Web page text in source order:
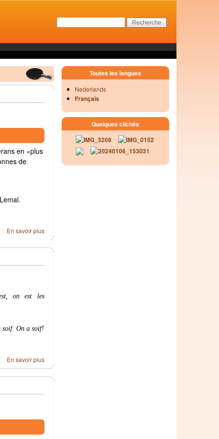
en «plus
de
En savoir plus
on est les
soif. On a soif!
En savoir plus
Toutes les langues
Nederlands
Français
Quelques clichés